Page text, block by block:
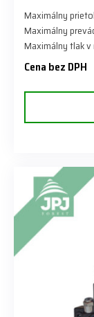
Maximálny
Maximálny
Maximálny tlak v
Cena bez DPH